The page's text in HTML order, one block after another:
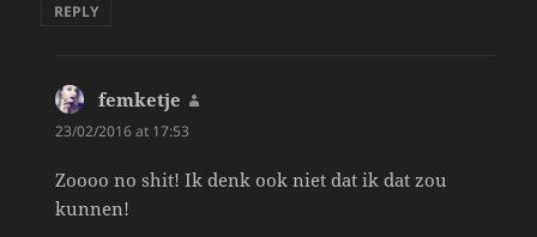
REPLY
femketje
23/02/2016 at 17:53
Zoooo no shit! Ik denk ook niet dat ik dat zou
kunnen!